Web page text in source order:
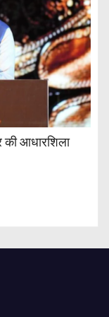
की आधारशिला